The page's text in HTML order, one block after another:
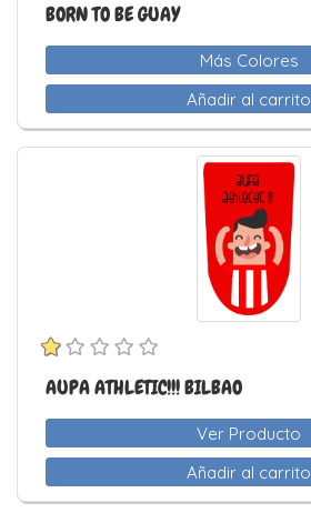
BORN TO BE GUAY
Más Colores
Añadir al carrito
AUPA ATHLETIC!!! BILBAO
Ver Producto
Añadir al carrito